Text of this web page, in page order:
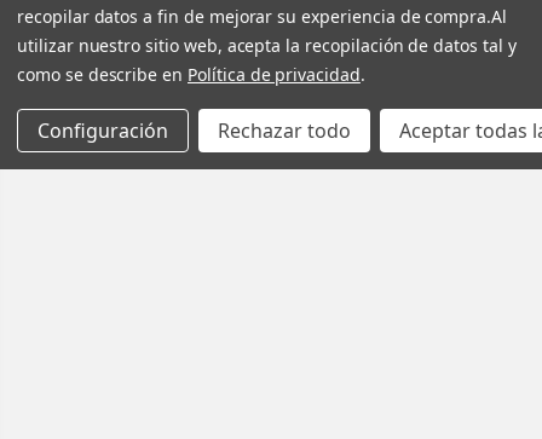
recopilar datos a fin de mejorar su experiencia de compra.Al
utilizar nuestro sitio web, acepta la recopilación de datos tal y
como se describe en Política de privacidad.
Configuración Rechazar todo Aceptar todas